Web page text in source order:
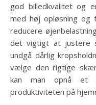
god billedkvalitet og
med høj opløsning og
reducere
det vigtigt at justere
undgå dårlig
vælge den rigtige
kan man opnå et
produktiviteten på